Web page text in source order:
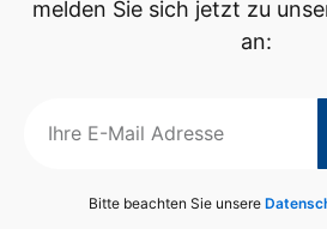
melden Sie sich jetzt zu
an:
Bitte beachten Sie unsere